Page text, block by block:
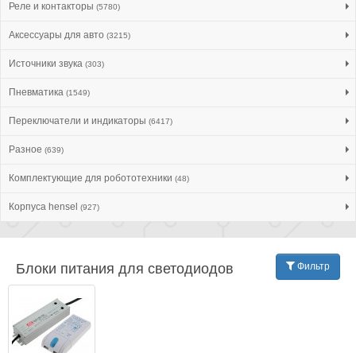
Реле и контакторы (5780)
Аксессуары для авто (3215)
Источники звука (303)
Пневматика (1549)
Переключатели и индикаторы (6417)
Разное (639)
Комплектующие для робототехники (48)
Корпуса hensel (927)
Фильтр
Блоки питания для светодиодов